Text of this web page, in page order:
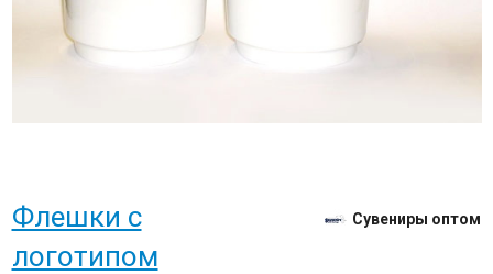
Флешки с
логотипом
Сувениры оптом